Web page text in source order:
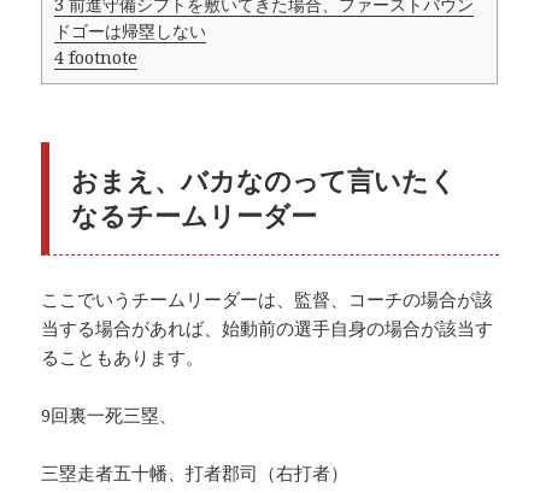
ドゴーは帰塁しない
4 footnote
おまえ、バカなのって言いたく
なるチームリーダー
ここでいうチームリーダーは、監督、コーチの場合が該
当する場合があれば、始動前の選手自身の場合が該当す
ることもあります。
9回裏一死三塁、
三塁走者五十幡、打者郡司（右打者）